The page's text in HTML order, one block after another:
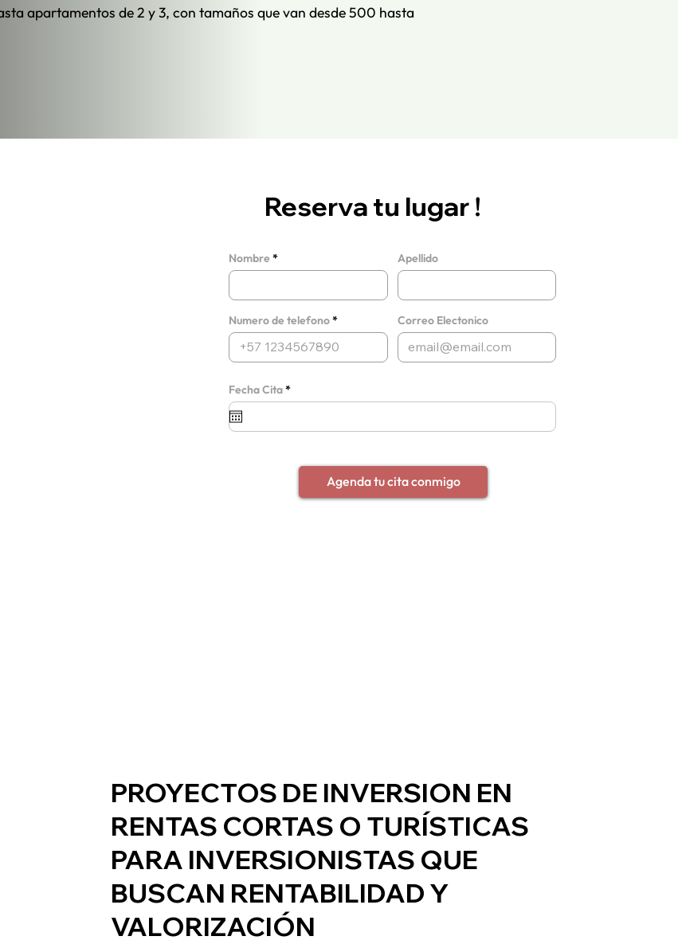
apartamentos de 2 y 3, con tamaños que van desde 500 hasta
Reserva tu lugar !
Nombre Apellido
Correo Electonico
Numero de telefono
Fecha Cita*r
e
i
Agenda tu cita conmigo
PROYECTOS DE INVERSION EN
RENTAS CORTAS O TURÍSTICAS
PARA INVERSIONISTAS QUE
BUSCAN RENTABILIDAD Y
VALORIZACIÓN